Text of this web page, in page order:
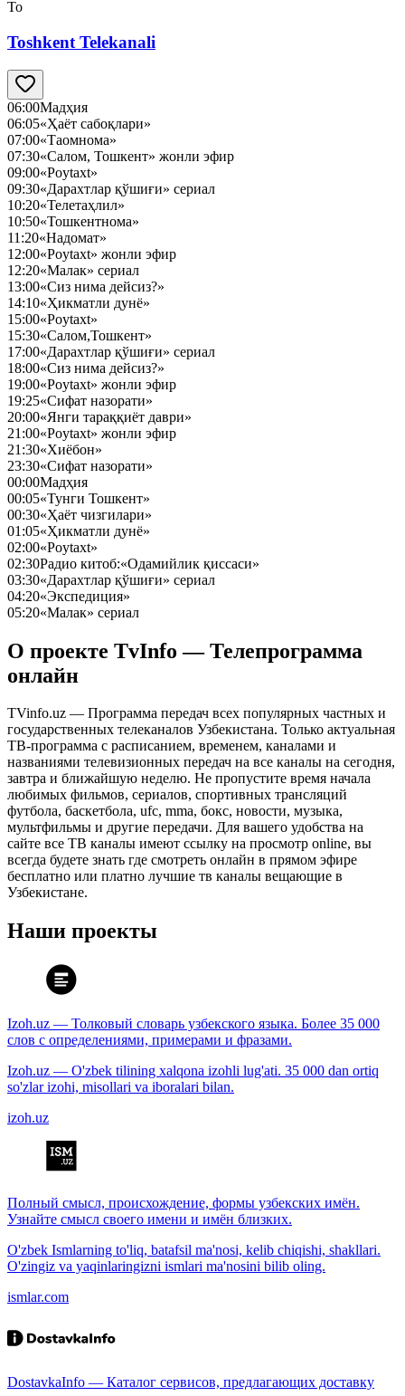
To
Toshkent Telekanali
06:00Мадҳия
06:05«Ҳаёт сабоқлари»
07:00«Таомнома»
07:30«Салом, Тошкент» жонли эфир
09:00«Poytaxt»
09:30«Дарахтлар қўшиғи» сериал
10:20«Телетаҳлил»
10:50«Тошкентнома»
11:20«Надомат»
12:00«Poytaxt» жонли эфир
12:20«Малак» сериал
13:00«Сиз нима дейсиз?»
14:10«Ҳикматли дунё»
15:00«Poytaxt»
15:30«Салом,Тошкент»
17:00«Дарахтлар қўшиғи» сериал
18:00«Сиз нима дейсиз?»
19:00«Poytaxt» жонли эфир
19:25«Сифат назорати»
20:00«Янги тараққиёт даври»
21:00«Poytaxt» жонли эфир
21:30«Хиёбон»
23:30«Сифат назорати»
00:00Мадҳия
00:05«Тунги Тошкент»
00:30«Ҳаёт чизгилари»
01:05«Ҳикматли дунё»
02:00«Poytaxt»
02:30Радио китоб:«Одамийлик қиссаси»
03:30«Дарахтлар қўшиғи» сериал
04:20«Экспедиция»
05:20«Малак» сериал
О проекте TvInfo — Телепрограмма
онлайн
TVinfo.uz — Программа передач всех популярных частных и
государственных телеканалов Узбекистана. Только актуальная
ТВ-программа с расписанием, временем, каналами и
названиями телевизионных передач на все каналы на сегодня,
завтра и ближайшую неделю. Не пропустите время начала
любимых фильмов, сериалов, спортивных трансляций
футбола, баскетбола, ufc, mma, бокс, новости, музыка,
мультфильмы и другие передачи. Для вашего удобства на
сайте все ТВ каналы имеют ссылку на просмотр online, вы
всегда будете знать где смотреть онлайн в прямом эфире
бесплатно или платно лучшие тв каналы вещающие в
Узбекистане.
Наши проекты
Izoh.uz — Толковый словарь узбекского языка. Более 35 000
слов с определениями, примерами и фразами.
Izoh.uz — O'zbek tilining xalqona izohli lug'ati. 35 000 dan ortiq
so'zlar izohi, misollari va iboralari bilan.
izoh.uz
Полный смысл, происхождение, формы узбекских имён.
Узнайте смысл своего имени и имён близких.
O'zbek Ismlarning to'liq, batafsil ma'nosi, kelib chiqishi, shakllari.
O'zingiz va yaqinlaringizni ismlari ma'nosini bilib oling.
ismlar.com
DostavkaInfo — Каталог сервисов, предлагающих доставку